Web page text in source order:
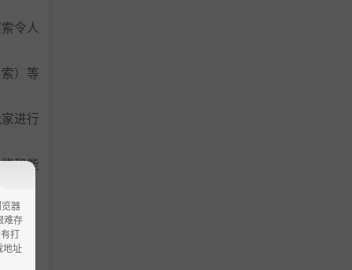
令人
）等
进行
和能
器
难存
打
地址